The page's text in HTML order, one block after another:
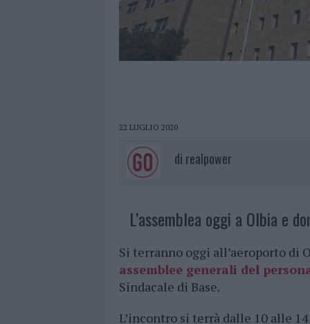
22 LUGLIO 2020
di realpower
L’assemblea oggi a Olbia e
Si terranno oggi all’aeroporto di
assemblee generali del
Sindacale di Base.
L’incontro si terrà dalle 10 alle